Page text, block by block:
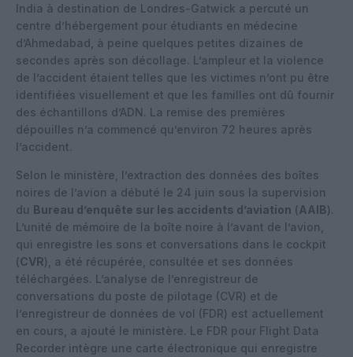
India à destination de Londres-Gatwick a percuté un
centre d’hébergement pour étudiants en médecine
d’Ahmedabad, à peine quelques petites dizaines de
secondes après son décollage. L’ampleur et la violence
de l’accident étaient telles que les victimes n’ont pu être
identifiées visuellement et que les familles ont dû fournir
des échantillons d’ADN. La remise des premières
dépouilles n’a commencé qu’environ 72 heures après
l’accident.
Selon le ministère, l’extraction des données des boîtes
noires de l’avion a débuté le 24 juin sous la supervision
du Bureau d’enquête sur les accidents d’aviation (AAIB).
L’unité de mémoire de la boîte noire à l’avant de l’avion,
qui enregistre les sons et conversations dans le cockpit
(CVR), a été récupérée, consultée et ses données
téléchargées. L’analyse de l’enregistreur de
conversations du poste de pilotage (CVR) et de
l’enregistreur de données de vol (FDR) est actuellement
en cours, a ajouté le ministère. Le FDR pour Flight Data
Recorder intègre une carte électronique qui enregistre